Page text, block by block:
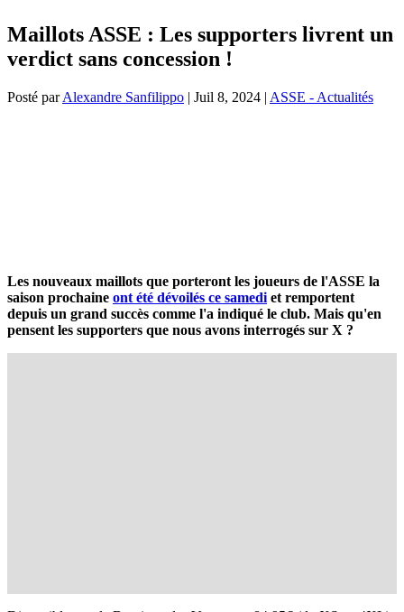
Maillots ASSE : Les supporters livrent un
verdict sans concession !
Posté parAlexandre Sanfilippo | Juil 8, 2024 | ASSE - Actualités
Les nouveaux maillots que porteront les joueurs de l'ASSE la
saison prochaine ont été dévoilés ce samedi et remportent
depuis un grand succès comme l'a indiqué le club. Mais qu'en
pensent les supporters que nous avons interrogés sur X ?